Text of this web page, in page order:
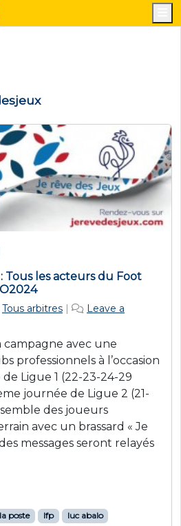
Tous les acteurs du Foot
Tous arbitres
Leave a
campagne avec une
professionnels à l’occasion
Ligue 1 (22-23-24-29
journée de Ligue 2 (21-
des joueurs
avec un brassard « Je
messages seront relayés
poste lfp
luc abalo